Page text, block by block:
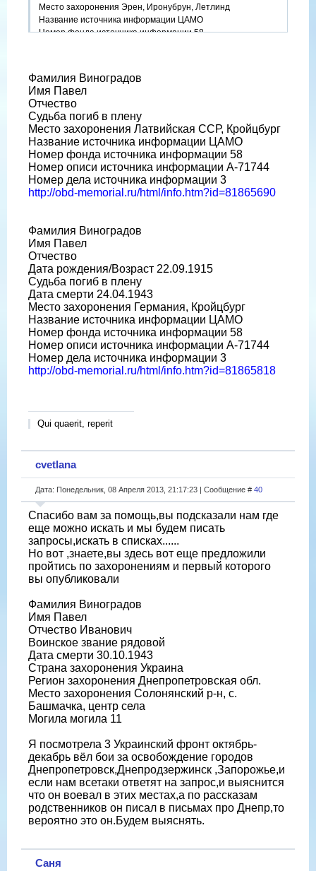
Место захоронения Эрен, Иронубрун, Летлинд
Название источника информации ЦАМО
Номер фонда источника информации 58
Надо искать в ОБД немецкий список, с которого выполнен
советский новодел.
Фамилия Виноградов
Имя Павел
Отчество
Судьба погиб в плену
Место захоронения Латвийская ССР, Кройцбург
Название источника информации ЦАМО
Номер фонда источника информации 58
Номер описи источника информации A-71744
Номер дела источника информации 3
http://obd-memorial.ru/html/info.htm?id=81865690
Фамилия Виноградов
Имя Павел
Отчество
Дата рождения/Возраст 22.09.1915
Судьба погиб в плену
Дата смерти 24.04.1943
Место захоронения Германия, Кройцбург
Название источника информации ЦАМО
Номер фонда источника информации 58
Номер описи источника информации A-71744
Номер дела источника информации 3
http://obd-memorial.ru/html/info.htm?id=81865818
Qui quaerit, reperit
cvetlana
Дата: Понедельник, 08 Апреля 2013, 21:17:23 | Сообщение # 40
Спасибо вам за помощь,вы подсказали нам где
еще можно искать и мы будем писать
запросы,искать в списках......
Но вот ,знаете,вы здесь вот еще предложили
пройтись по захоронениям и первый которого
вы опубликовали
Фамилия Виноградов
Имя Павел
Отчество Иванович
Воинское звание рядовой
Дата смерти 30.10.1943
Страна захоронения Украина
Регион захоронения Днепропетровская обл.
Место захоронения Солонянский р-н, с.
Башмачка, центр села
Могила могила 11
Я посмотрела 3 Украинский фронт октябрь-
декабрь вёл бои за освобождение городов
Днепропетровск,Днепродзержинск ,Запорожье,и
если нам всетаки ответят на запрос,и выяснится
что он воевал в этих местах,а по рассказам
родственников он писал в письмах про Днепр,то
вероятно это он.Будем выяснять.
Саня